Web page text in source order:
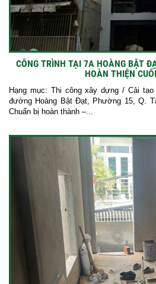
CÔNG TRÌNH TẠI 7A HOÀNG BẬT
HOÀN THIỆN
Hạng mục: Thi công xây dựng / Cải
đường Hoàng Bật Đạt, Phường 15, Q.
Chuẩn bị hoàn thành –...